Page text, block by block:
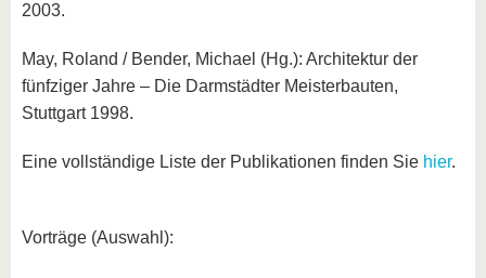
2003.
May, Roland / Bender, Michael (Hg.): Architektur der
fünfziger Jahre – Die Darmstädter Meisterbauten,
Stuttgart 1998.
Eine vollständige Liste der Publikationen finden Sie hier.
Vorträge (Auswahl):